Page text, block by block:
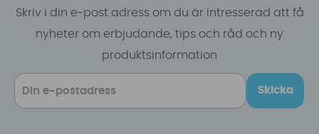
Skriv i din e-post adress om du är intresserad att få
nyheter om erbjudande, tips och råd och ny
produktsinformation
Skicka